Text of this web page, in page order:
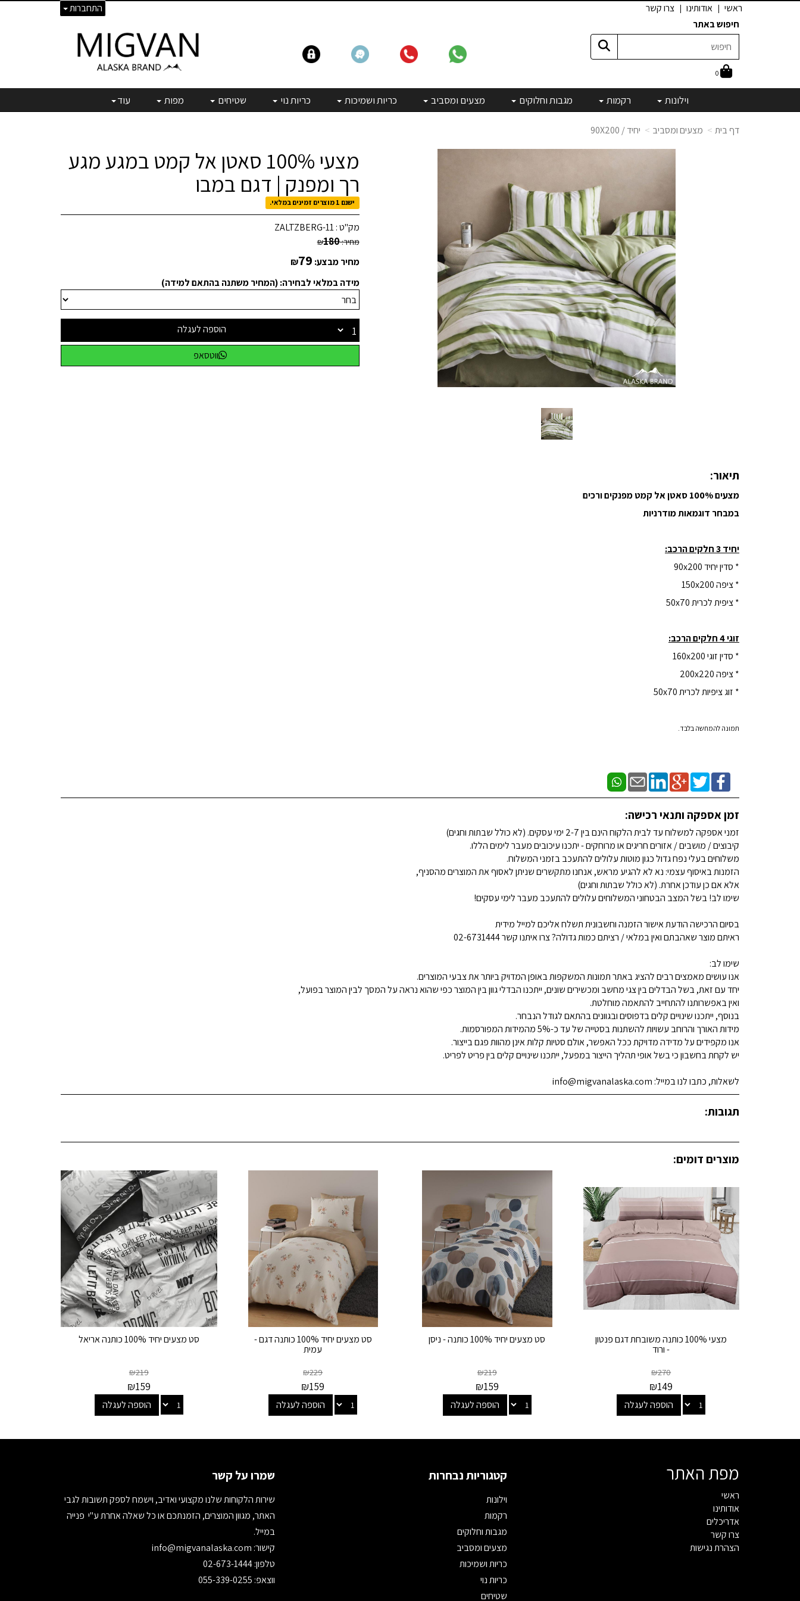
התחברות ראשי אודותינו
צרו קשר
חיפוש באתר
0
וילונות רקמות מגבות וחלוקים מצעים ומסביב כריות ושמיכות כריות נוי שטיחים מפות עוד
דף בית מצעים ומסביב יחיד / 90X200
מצעי 100% סאטן אל קמט במגע מגע
רך ומפנק | דגם במבו
ישנם 1 מוצרים זמינים במלאי.
מק"ט :ZALTZBERG-11
מחיר: ₪180
מחיר מבצע: ₪79
מידה במלאי לבחירה: (המחיר משתנה בהתאם למידה)
הוספה לעגלה
ווטסאפ
תיאור:
מצעים 100% סאטן אל קמט מפנקים ורכים
במבחר דוגמאות מודרניות
יחיד 3 חלקים הרכב:
* סדין יחיד 90x200
* ציפה 150x200
* ציפית לכרית 50x70
זוגי 4 חלקים הרכב:
* סדין זוגי 160x200
* ציפה 200x220
* זוג ציפיות לכרית 50x70
תמונה להמחשה בלבד.
זמן אספקה ותנאי רכישה:
זמני אספקה למשלוח עד לבית הלקוח הינם בין 2-7 ימי עסקים. (לא כולל שבתות וחגים)
קיבוצים / מושבים / אזורים חריגים או מרוחקים - יתכנו עיכובים מעבר לימים הללו.
משלוחים בעלי נפח גדול כגון מוטות עלולים להתעכב בזמני המשלוח.
הזמנות באיסוף עצמי: נא לא להגיע מראש, אנחנו מתקשרים שניתן לאסוף את המוצרים מהסניף,
אלא אם כן עודכן אחרת. (לא כולל שבתות וחגים)
שימו לב! בשל המצב הבטחוני המשלוחים עלולים להתעכב מעבר לימי עסקים!
בסיום הרכישה הודעת אישור הזמנה וחשבונית תשלח אליכם למייל מידית
ראיתם מוצר שאהבתם ואין במלאי / רציתם כמות גדולה? צרו איתנו קשר 02-6731444
שימו לב:
אנו עושים מאמצים רבים להציג באתר תמונות המשקפות באופן המדויק ביותר את צבעי המוצרים.
יחד עם זאת, בשל הבדלים בין צגי מחשב ומכשירים שונים, ייתכנו הבדלי גוון בין המוצר כפי שהוא נראה על המסך לבין המוצר בפועל,
ואין באפשרותנו להתחייב להתאמה מוחלטת.
בנוסף, ייתכנו שינויים קלים בדפוסים ובגוונים בהתאם לגודל הנבחר.
מידות האורך והרוחב עשויות להשתנות בסטייה של עד כ-5% מהמידות המפורסמות.
אנו מקפידים על מדידה מדויקת ככל האפשר, אולם סטיות קלות אינן מהוות פגם בייצור.
יש לקחת בחשבון כי בשל אופי תהליך הייצור במפעל, ייתכנו שינויים קלים בין פריט לפריט.
לשאלות, כתבו לנו במייל: info@migvanalaska.com
תגובות:
מוצרים דומים:
מצעי 100% כותנה משובחת דגם פנטון
- ורוד
₪270
₪149
הוספה לעגלה
סט מצעים יחיד 100% כותנה - ניסן
₪219
₪159
הוספה לעגלה
סט מצעים יחיד 100% כותנה דגם -
עמית
₪229
₪159
הוספה לעגלה
סט מצעים יחיד 100% כותנה אריאל
₪219
₪159
הוספה לעגלה
מפת האתר
ראשי
אודותינו
אדריכלים
צרו קשר
הצהרת נגישות
קטגוריות נבחרות
וילונות
רקמות
מגבות וחלוקים
מצעים ומסביב
כריות ושמיכות
כריות נוי
שטיחים
שמרו על קשר
שירות הלקוחות שלנו מקצועי ואדיב, וישמח לספק תשובות לגבי
האתר, מגוון המוצרים, הזמנתכם או כל שאלה אחרת ע"י פנייה
במייל.
קישור:
טלפון: 02-673-1444
ווצאפ: 055-339-0255